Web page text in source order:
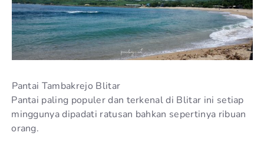
Pantai Tambakrejo Blitar
Pantai paling populer dan terkenal di Blitar ini setiap
minggunya dipadati ratusan bahkan sepertinya ribuan
orang.